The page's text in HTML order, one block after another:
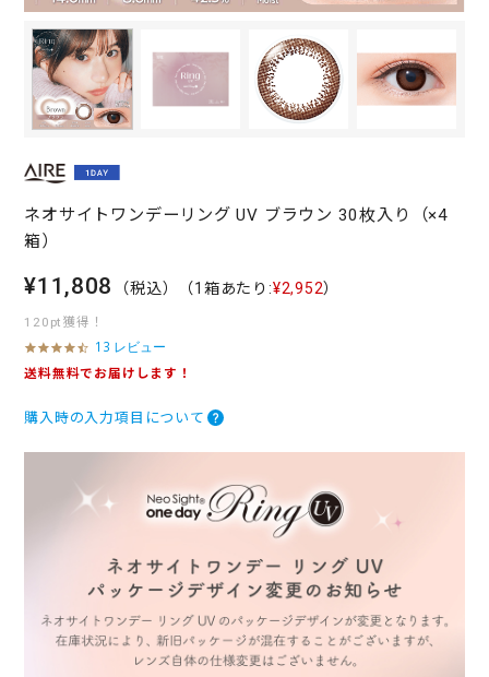
ネオサイトワンデーリング UV ブラウン 30枚入り（×4
箱）
¥11,808 （税込） （1箱あたり:¥2,952）
120pt獲得！
4
.
t
a
13 レビュー
送料無料でお届けします！
購入時の入力項目について